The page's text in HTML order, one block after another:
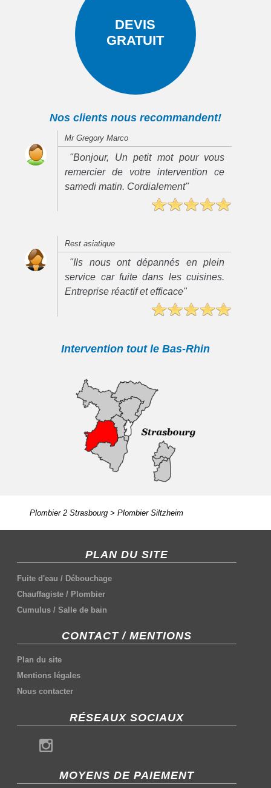
DEVIS
GRATUIT
Nos clients nous recommandent!
Mr Gregory Marco
"Bonjour, Un petit mot pour vous
remercier de votre intervention ce
samedi matin. Cordialement"
Rest asiatique
"Ils nous ont dépannés en plein
service car fuite dans les cuisines.
Entreprise réactif et efficace"
Intervention tout le Bas-Rhin
Plombier 2 Strasbourg> Plombier Siltzheim
PLAN DU SITE
Fuite d'eau / Débouchage
Chauffagiste / Plombier
Cumulus /Salle de bain
CONTACT / MENTIONS
Plan du site
Mentions légales
Nous contacter
RÉSEAUX SOCIAUX
MOYENS DE PAIEMENT